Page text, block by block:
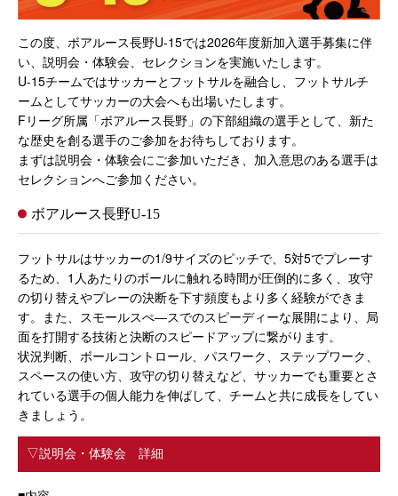
この度、ボアルース長野U-15では2026年度新加入選手募集に伴
い、説明会・体験会、セレクションを実施いたします。
U-15チームではサッカーとフットサルを融合し、フットサルチ
ームとしてサッカーの大会へも出場いたします。
Fリーグ所属「ボアルース長野」の下部組織の選手として、新た
な歴史を創る選手のご参加をお待ちしております。
まずは説明会・体験会にご参加いただき、加入意思のある選手は
セレクションへご参加ください。
ボアルース長野U-15
フットサルはサッカーの1/9サイズのピッチで、5対5でプレーす
るため、1人あたりのボールに触れる時間が圧倒的に多く、攻守
の切り替えやプレーの決断を下す頻度もより多く経験ができま
す。また、スモールスぺ―スでのスピーディーな展開により、局
面を打開する技術と決断のスピードアップに繋がります。
状況判断、ボールコントロール、パスワーク、ステップワーク、
スペースの使い方、攻守の切り替えなど、サッカーでも重要とさ
れている選手の個人能力を伸ばして、チームと共に成長をしてい
きましょう。
▽説明会・体験会 詳細